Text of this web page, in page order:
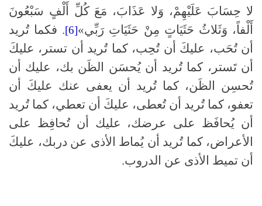
لا حِسَابَ عَلَيْهِمْ، وَلا عَذَابَ، مَعَ كُلِّ أَلْفٍ سَبْعُونَ
أَلْفاً، وَثَلاثُ حَثَيَاتٍ مِنْ حَثَيَاتِ رَبِّي»[6]
. فكما تُريد
أن تُحَب، عليكَ أن تُحِب، كما تُريد أن تستر، عليكَ
أن تَستر، كما تُريد أن يُحسَن الظَن بك، عليك أن
تُحسِن الظَن، كما تُريد أن يعفى عنك عليكَ أن
تعفو، كما تُريد أن تُعطى، عليكَ أن تعطي، كما تُريد
أن يُحافَظ على عرضك، عليك أن تُحافِظ على
الأعراض، كما تُريد أن يُماط الأذى عن دربك، عليكَ
أن تميط الأذى عن الدروب.